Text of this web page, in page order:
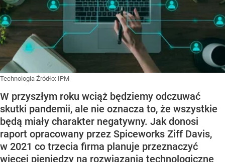
Technologia Źródło: IPM
W przyszłym roku wciąż będziemy odczuwać
skutki pandemii, ale nie oznacza to, że wszystkie
będą miały charakter negatywny. Jak donosi
raport opracowany przez Spiceworks Ziff Davis,
w 2021 co trzecia firma planuje przeznaczyć
więcej pieniędzy na rozwiązania technologiczne